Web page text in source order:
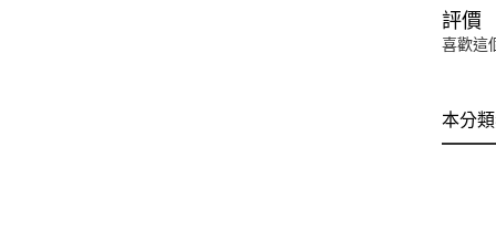
評價
喜歡這
本分